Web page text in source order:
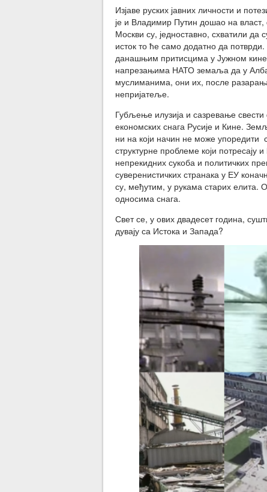
Изјаве руских јавних личности и
је и Владимир Путин дошао на власт,
Москви су, једноставно, схватили
исток то ће само додатно да
данашњим притисцима у Јужном
напрезањима НАТО земаља да у
муслиманима, они их, после
непријатеље.
Губљење илузија и сазревање
економских снага Русије и Кине.
ни на који начин не може
структурне проблеме који
непрекидних сукоба и политичких
суверенистичких странака у ЕУ
су, међутим, у рукама старих елита.
односима снага.
Свет се, у ових двадесет година,
дувају са Истока и Запада?